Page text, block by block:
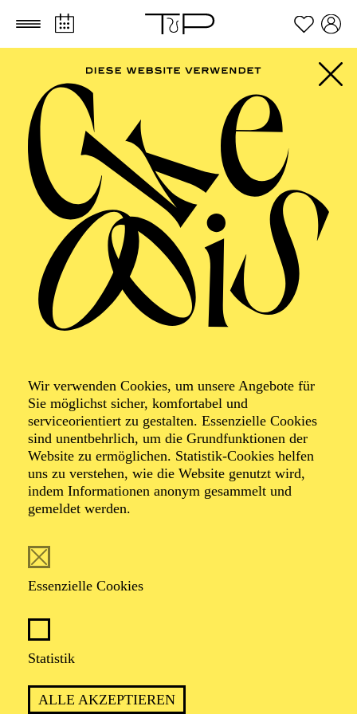
Zum Hauptinhalt springen Zum Footer springen
Wir verwenden Cookies, um unsere Angebote für
Sie möglichst sicher, komfortabel und
serviceorientiert zu gestalten. Essenzielle Cookies
sind unentbehrlich, um die Grundfunktionen der
Website zu ermöglichen. Statistik-Cookies helfen
uns zu verstehen, wie die Website genutzt wird,
indem Informationen anonym gesammelt und
gemeldet werden.
Essenzielle Cookies
Statistik
ALLE AKZEPTIEREN
Foto: Johan Sandberg
Silvia Weiskopf
Schauspiel-Ensemble
ihr Studium von 2002 bis 2006 an der Schauspielschule
2005 am Schauspielhaus Bochum gezeigt wurde,
Sommernachtstraum“. 2006 trat sie ihr erstes
Gastengagement an: Unter der Regie von David Bösch